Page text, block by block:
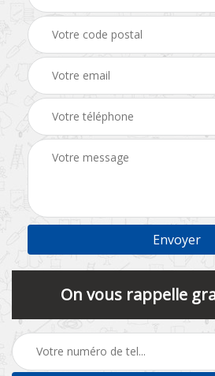
On vous rappelle